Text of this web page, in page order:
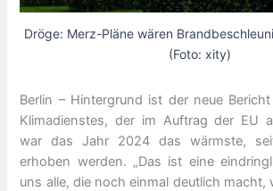
Dröge: Merz-Pläne wären
(Foto: xity)
Berlin – Hintergrund ist der neue
Klimadienstes, der im Auftrag der EU
war das Jahr 2024 das wärmste,
erhoben werden. „Das ist eine
uns alle, die noch einmal deutlich macht,